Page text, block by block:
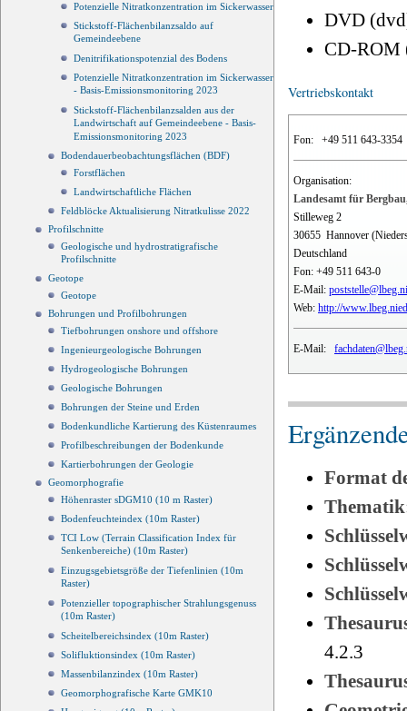
Potenzielle Nitratkonzentration im Sickerwasser
Stickstoff-Flächenbilanzsaldo auf
Gemeindeebene
Denitrifikationspotenzial des Bodens
Potenzielle Nitratkonzentration im Sickerwasser
- Basis-Emissionsmonitoring 2023
Stickstoff-Flächenbilanzsalden aus der
Landwirtschaft auf Gemeindeebene - Basis-
Emissionsmonitoring 2023
Bodendauerbeobachtungsflächen (BDF)
Forstflächen
Landwirtschaftliche Flächen
Feldblöcke Aktualisierung Nitratkulisse 2022
Profilschnitte
Geologische und hydrostratigrafische
Profilschnitte
Geotope
Geotope
Bohrungen und Profilbohrungen
Tiefbohrungen onshore und offshore
Ingenieurgeologische Bohrungen
Hydrogeologische Bohrungen
Geologische Bohrungen
Bohrungen der Steine und Erden
Bodenkundliche Kartierung des Küstenraumes
Profilbeschreibungen der Bodenkunde
Kartierbohrungen der Geologie
Geomorphografie
Höhenraster sDGM10 (10 m Raster)
Bodenfeuchteindex (10m Raster)
TCI Low (Terrain Classification Index für
Senkenbereiche) (10m Raster)
Einzugsgebietsgröße der Tiefenlinien (10m
Raster)
Potenzieller topographischer Strahlungsgenuss
(10m Raster)
Scheitelbereichsindex (10m Raster)
Solifluktionsindex (10m Raster)
Massenbilanzindex (10m Raster)
Geomorphografische Karte GMK10
DVD
CD-ROM
Vertriebskontakt
Fon: +49 511 643-3354
Organisation:
Landesamt für
Stilleweg 2
30655 Hannover
Deutschland
Fon: +49 511 643-0
E-Mail:
Web: http://
E-Mail:
Format
4.2.3